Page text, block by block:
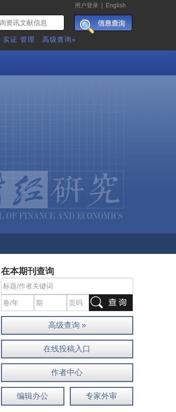
用户登录 English
实证 管理 高级查询»
在本期刊查询
高级查询 »
在线投稿入口
作者中心
编辑办公 专家外审